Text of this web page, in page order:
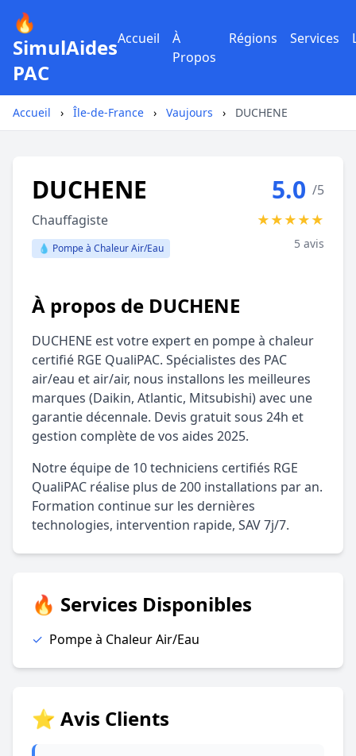
🔥
SimulAides
PAC
Accueil
À
Propos
Régions Services
Accueil › Île-de-France › Vaujours › DUCHENE
DUCHENE
Chauffagiste
💧 Pompe à Chaleur Air/Eau
5.0 /5
★★★★★
5 avis
À propos de DUCHENE
DUCHENE est votre expert en pompe à chaleur
certifié RGE QualiPAC. Spécialistes des PAC
air/eau et air/air, nous installons les meilleures
marques (Daikin, Atlantic, Mitsubishi) avec une
garantie décennale. Devis gratuit sous 24h et
gestion complète de vos aides 2025.
Notre équipe de 10 techniciens certifiés RGE
QualiPAC réalise plus de 200 installations par an.
Formation continue sur les dernières
technologies, intervention rapide, SAV 7j/7.
🔥 Services Disponibles
✓ Pompe à Chaleur Air/Eau
⭐ Avis Clients